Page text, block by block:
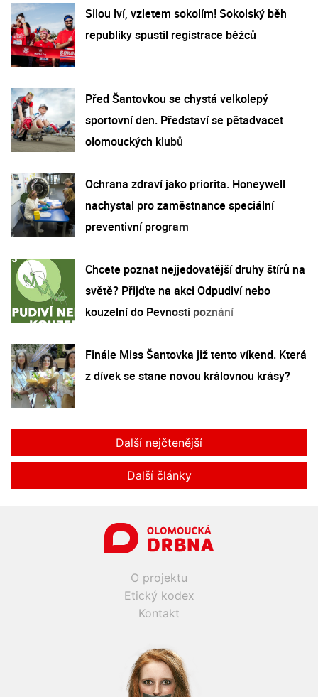
Silou lví, vzletem sokolím! Sokolský běh
republiky spustil registrace běžců
Před Šantovkou se chystá velkolepý
sportovní den. Představí se pětadvacet
olomouckých klubů
Ochrana zdraví jako priorita. Honeywell
nachystal pro zaměstnance speciální
preventivní program
Chcete poznat nejjedovatější druhy štírů na
světě? Přijďte na akci Odpudiví nebo
kouzelní do Pevnosti poznání
Finále Miss Šantovka již tento víkend. Která
z dívek se stane novou královnou krásy?
Další nejčtenější
Další články
O projektu
Etický kodex
Kontakt